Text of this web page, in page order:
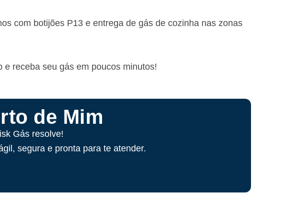
com botijões P13 e entrega de gás de cozinha nas zonas
receba seu gás em poucos minutos!
de Mim
Gás resolve!
segura e pronta para te atender.